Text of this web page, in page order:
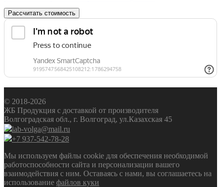
Рассчитать стоимость
© 2018-2026
ЖБ Продукция с доставкой от производителя
Волгоградская обл., г. Волгоград, ул.Казахская 45
lab-volga@mail.ru
+7 937-542-78-28
Мы используем файлы cookie для обеспечения необходимой
работоспособности сайта и персонализации вашего
взаимодействия с ним. Оставаясь с нами, вы соглашаетесь на
использование файлов куки